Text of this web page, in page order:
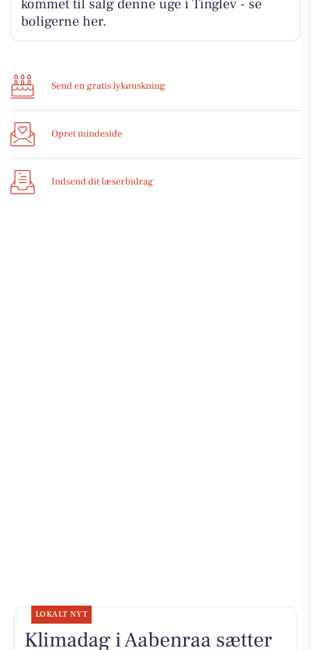
kommet til salg denne uge i Tinglev - se
boligerne her.
Send en gratis lykønskning
Opret mindeside
Indsend dit læserbidrag
LOKALT NYT
Klimadag i Aabenraa sætter